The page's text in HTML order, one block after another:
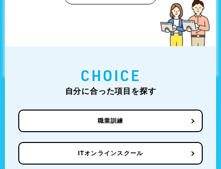
CHOICE
自分に合った項目を探す
職業訓練
ITオンラインスクール